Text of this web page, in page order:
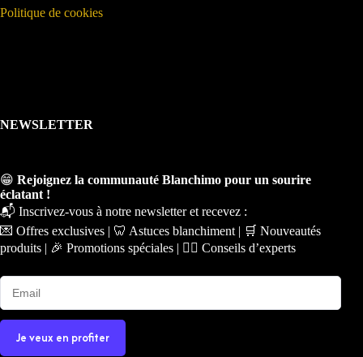
Politique de cookies
NEWSLETTER
😁 Rejoignez la communauté Blanchimo pour un sourire
éclatant !
📬 Inscrivez-vous à notre newsletter et recevez :
💌 Offres exclusives | 🦷 Astuces blanchiment | 🛒 Nouveautés
produits | 🎉 Promotions spéciales | 🧑‍⚕️ Conseils d’experts
Je veux en profiter